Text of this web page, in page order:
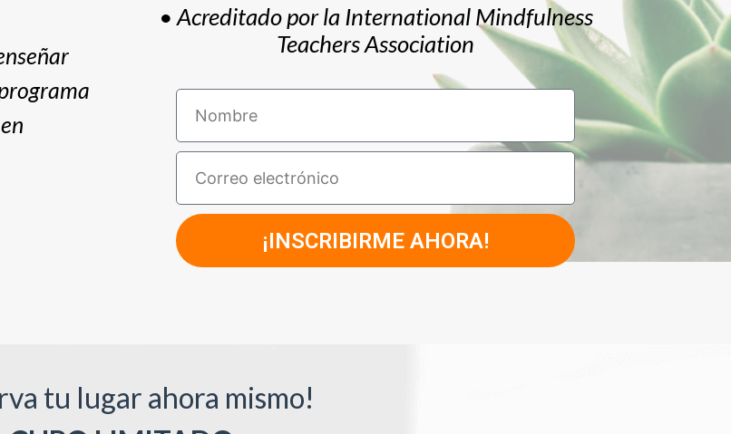
• Acreditado por la International Mindfulness
Teachers Association
¡INSCRIBIRME AHORA!
tu lugar ahora mismo!